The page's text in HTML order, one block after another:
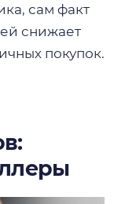
сам факт
снижает
покупок.